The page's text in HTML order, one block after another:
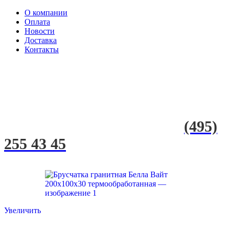
О компании
Оплата
Новости
Доставка
Контакты
(495)
255 43 45
Увеличить